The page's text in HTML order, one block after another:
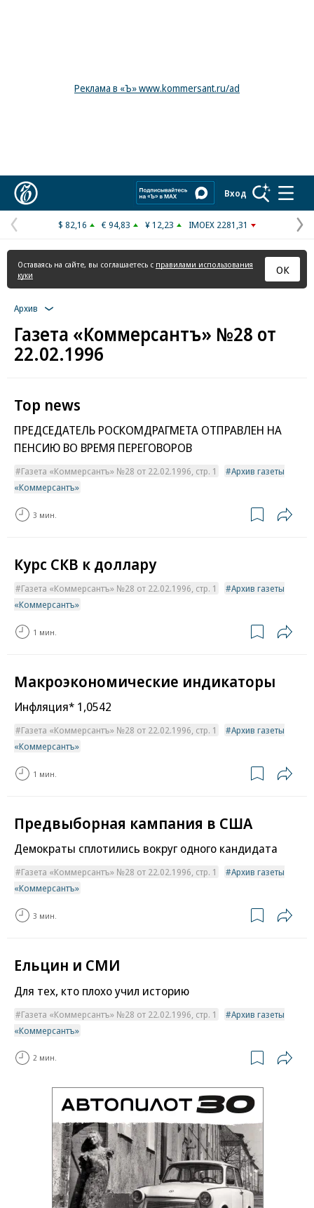
Реклама в «Ъ» www.kommersant.ru/ad
Вход
Предыдущая
страница
$ 82,16 € 94,83 ¥ 12,23 IMOEX 2281,31
Оставаясь на сайте, вы соглашаетесь с правилами использования
куки
ОК
Архив
Газета «Коммерсантъ» №28 от
22.02.1996
Top news
ПРЕДСЕДАТЕЛЬ РОСКОМДРАГМЕТА ОТПРАВЛЕН НА
ПЕНСИЮ ВО ВРЕМЯ ПЕРЕГОВОРОВ
Газета «Коммерсантъ» №28 от 22.02.1996, стр. 1
Архив газеты
«Коммерсантъ»
3 мин.
Курс СКВ к доллару
Газета «Коммерсантъ» №28 от 22.02.1996, стр. 1
Архив газеты
«Коммерсантъ»
1 мин.
Макроэкономические индикаторы
Инфляция* 1,0542
Газета «Коммерсантъ» №28 от 22.02.1996, стр. 1
Архив газеты
«Коммерсантъ»
1 мин.
Предвыборная кампания в США
Демократы сплотились вокруг одного кандидата
Газета «Коммерсантъ» №28 от 22.02.1996, стр. 1
Архив газеты
«Коммерсантъ»
3 мин.
Ельцин и СМИ
Для тех, кто плохо учил историю
Газета «Коммерсантъ» №28 от 22.02.1996, стр. 1
Архив газеты
«Коммерсантъ»
2 мин.